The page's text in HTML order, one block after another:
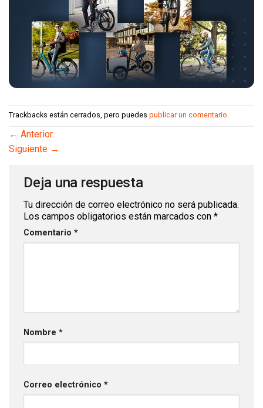
Trackbacks están cerrados, pero puedes publicar un comentario.
← Anterior
Siguiente →
Deja una respuesta
Tu dirección de correo electrónico no será publicada.
Los campos obligatorios están marcados con *
Comentario *
Nombre *
Correo electrónico *